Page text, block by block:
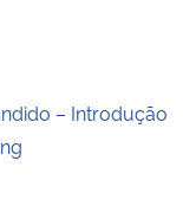
– Introdução